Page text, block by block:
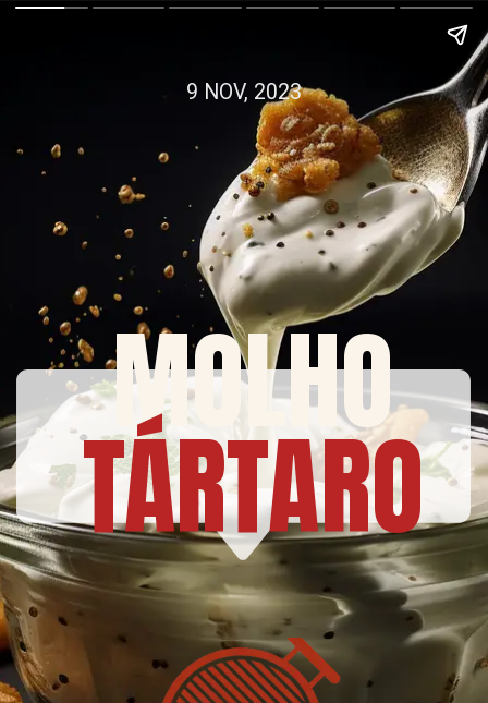
MOLHO
TÁRTARO
9 NOV, 2023